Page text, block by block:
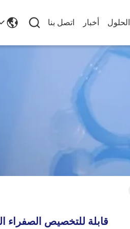
الحلول أخبار اتصل بنا
قابلة للتخصيص الصفراء